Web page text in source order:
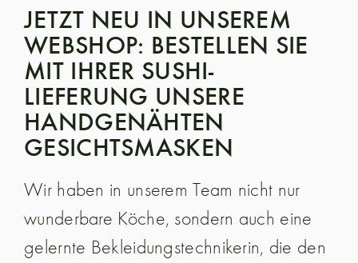
JETZT NEU IN UNSEREM
WEBSHOP: BESTELLEN SIE
MIT IHRER SUSHI-
LIEFERUNG UNSERE
HANDGENÄHTEN
GESICHTSMASKEN
Wir haben in unserem Team nicht nur
wunderbare Köche, sondern auch eine
gelernte Bekleidungstechnikerin, die den